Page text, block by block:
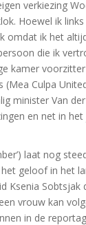
verkiezing
Hoewel ik
omdat ik het
die ik
kamer
Culpa
minister Van
en net in
laat nog
geloof in het
Ksenia Sobtsjak
vrouw kan
in de